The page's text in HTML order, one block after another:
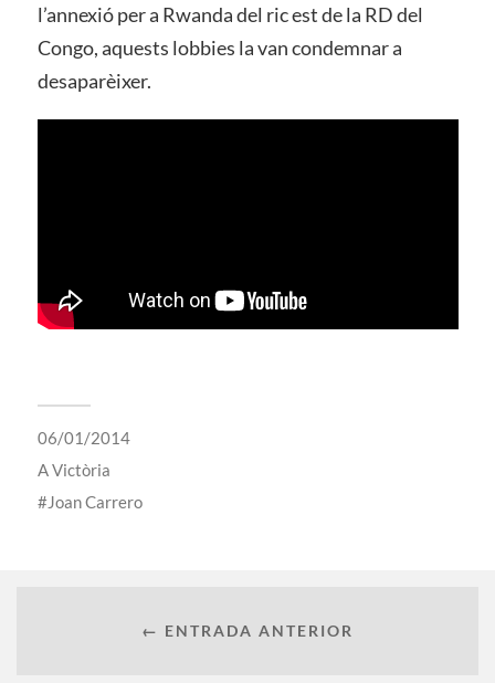
l’annexió per a Rwanda del ric est de la RD del
Congo, aquests lobbies la van condemnar a
desaparèixer.
06/01/2014
AVictòria
Joan Carrero
← ENTRADA ANTERIOR